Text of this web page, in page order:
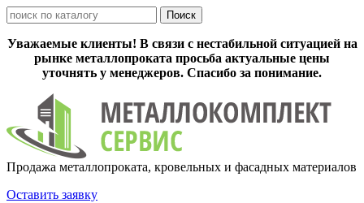
Уважаемые клиенты! В связи с нестабильной ситуацией на
рынке металлопроката просьба актуальные цены
уточнять у менеджеров. Спасибо за понимание.
Продажа металлопроката, кровельных и фасадных материалов
Оставить заявку